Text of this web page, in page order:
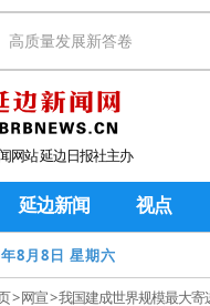
高质量发展新答卷
网站 延边日报社主办
延边新闻 视点
8月8日 星期六
>网宣> 我国建成世界规模最大寄